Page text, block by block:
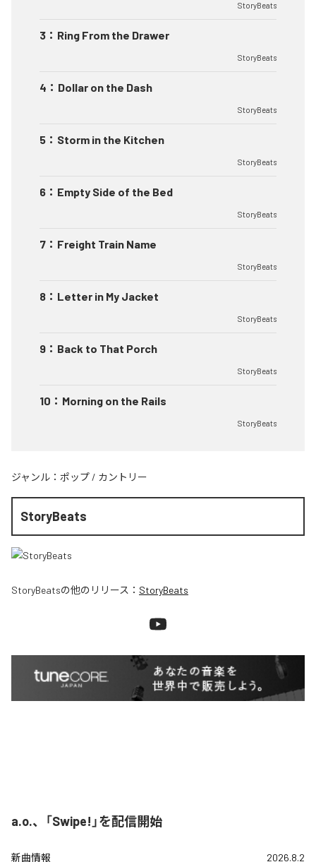
StoryBeats
3 ： Ring From the Drawer
StoryBeats
4 ： Dollar on the Dash
StoryBeats
5 ： Storm in the Kitchen
StoryBeats
6 ： Empty Side of the Bed
StoryBeats
7 ： Freight Train Name
StoryBeats
8 ： Letter in My Jacket
StoryBeats
9 ： Back to That Porch
StoryBeats
10 ： Morning on the Rails
StoryBeats
ジャンル： ポップ / カントリー
StoryBeats
StoryBeatsの他のリリース： StoryBeats
a.o.、「Swipe!」を配信開始
新曲情報 2026.8.2